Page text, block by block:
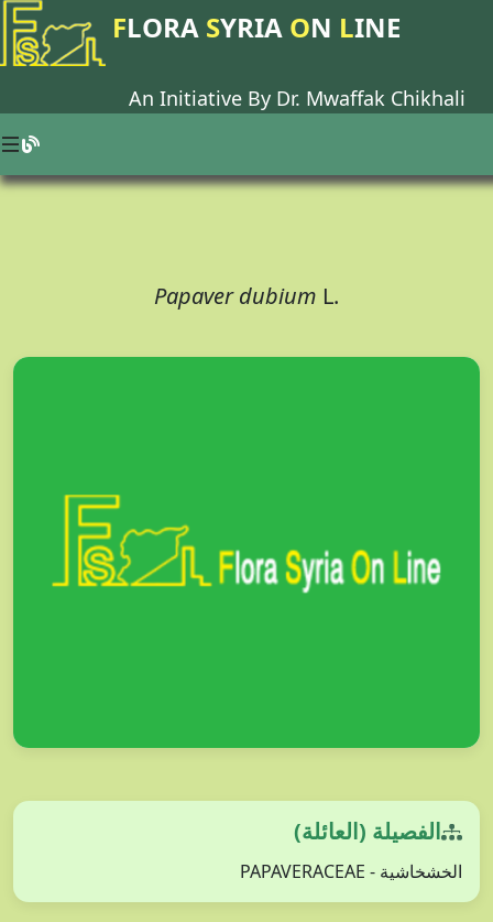
FLORA SYRIA ON LINE
An Initiative By Dr. Mwaffak Chikhali
Papaver dubium L.
الفصيلة (العائلة)
الخشخاشية - PAPAVERACEAE